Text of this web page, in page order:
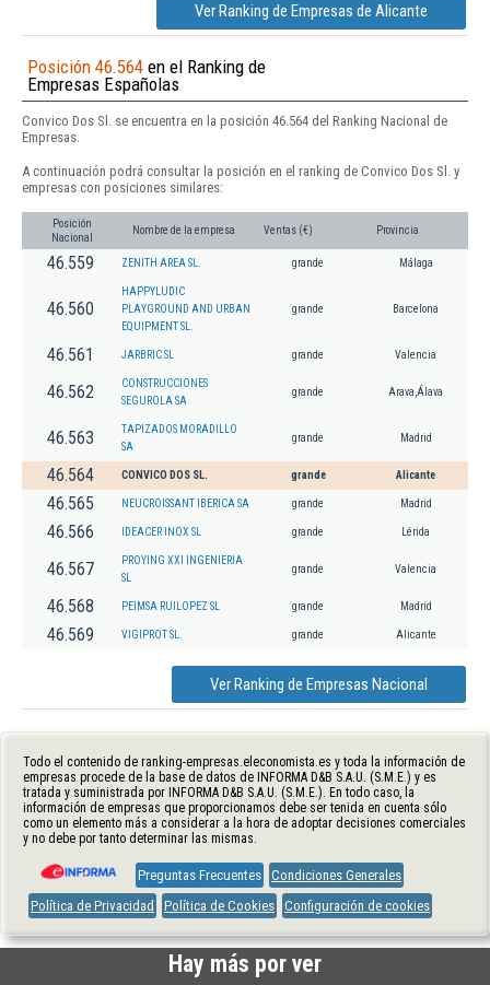
Ver Ranking de Empresas de Alicante
Posición 46.564 en el Ranking de
Empresas Españolas
Convico Dos Sl. se encuentra en la posición 46.564 del Ranking Nacional de
Empresas.
A continuación podrá consultar la posición en el ranking de Convico Dos Sl. y
empresas con posiciones similares:
Posición
Nacional
Nombre de la empresa Ventas (€) Provincia
46.559 ZENITH AREA SL. grande Málaga
46.560
HAPPYLUDIC
PLAYGROUND AND URBAN
EQUIPMENT SL.
grande Barcelona
46.561 JARBRIC SL grande Valencia
46.562
CONSTRUCCIONES
SEGUROLA SA
grande Arava,Álava
46.563
TAPIZADOS MORADILLO
SA
grande Madrid
46.564 CONVICO DOS SL. grande Alicante
46.565 NEUCROISSANT IBERICA SA grande Madrid
46.566 IDEACER INOX SL grande Lérida
46.567
PROYING XXI INGENIERIA
SL
grande Valencia
46.568 PEIMSA RUILOPEZ SL grande Madrid
46.569 VIGIPROT SL. grande Alicante
Ver Ranking de Empresas Nacional
Todo el contenido de ranking-empresas.eleconomista.es y toda la información de
empresas procede de la base de datos de INFORMA D&B S.A.U. (S.M.E.) y es
tratada y suministrada por INFORMA D&B S.A.U. (S.M.E.). En todo caso, la
información de empresas que proporcionamos debe ser tenida en cuenta sólo
como un elemento más a considerar a la hora de adoptar decisiones comerciales
y no debe por tanto determinar las mismas.
Preguntas Frecuentes Condiciones Generales
Política de Privacidad
Política de Cookies Configuración de cookies
Hay más por ver